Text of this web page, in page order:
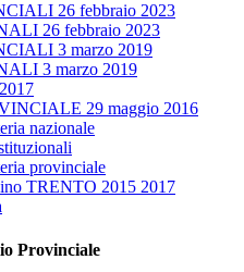
26 febbraio 2023
26 febbraio 2023
3 marzo 2019
3 marzo 2019
29 maggio 2016
nazionale
provinciale
TRENTO 2015 2017
Provinciale